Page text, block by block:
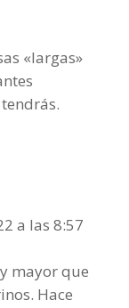
«largas»
a las 8:57
mayor que
Hace